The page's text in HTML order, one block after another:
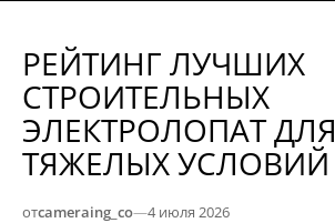
РЕЙТИНГ ЛУЧШИХ
СТРОИТЕЛЬНЫХ
ЭЛЕКТРОЛОПАТ ДЛЯ
ТЯЖЕЛЫХ УСЛОВИЙ
отcameraing_co—4 июля 2026